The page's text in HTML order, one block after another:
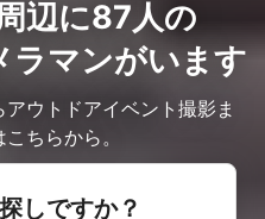
辺に87人の
ラマンがいます
ウトドアイベント撮影ま
ちらから。
しですか？